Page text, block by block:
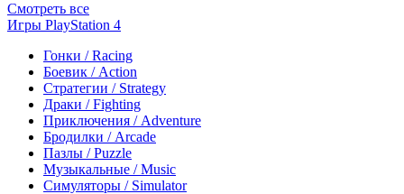
Смотреть все
Игры PlayStation 4
Гонки / Racing
Боевик / Action
Стратегии / Strategy
Драки / Fighting
Приключения / Adventure
Бродилки / Arcade
Пазлы / Puzzle
Музыкальные / Music
Симуляторы / Simulator